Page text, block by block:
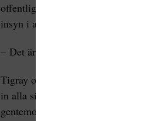
offentliggjort på onsdagskvällen,
insyn i avtalet. Han konstaterar att
– Det är mer än kapitulation än en
Tigray och därmed Tigreanska
in alla sina vapen inom 30 dagar.
gentemot centralmakten i Addis